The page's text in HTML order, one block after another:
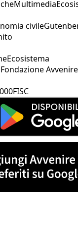
Multimedia
civile
Ecosistema
Fondazione Avvenire
FISC